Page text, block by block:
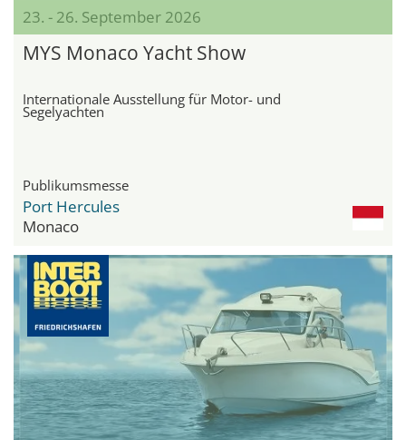
23. - 26. September 2026
MYS Monaco Yacht Show
Internationale Ausstellung für Motor- und
Segelyachten
Publikumsmesse
Port Hercules
Monaco